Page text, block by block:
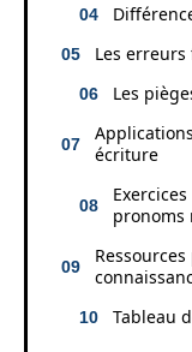
Les
Les
écriture
pronoms
Tableau